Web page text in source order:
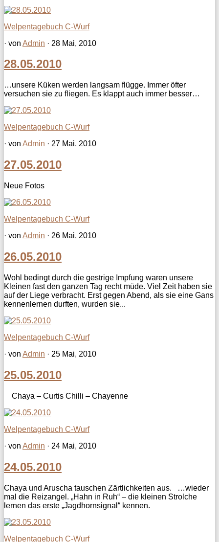
Welpentagebuch C-Wurf
· von Admin · 28 Mai, 2010
28.05.2010
…unsere Küken werden langsam flügge. Immer öfter
versuchen sie zu fliegen. Es klappt auch immer besser…
Welpentagebuch C-Wurf
· von Admin · 27 Mai, 2010
27.05.2010
Neue Fotos
Welpentagebuch C-Wurf
· von Admin · 26 Mai, 2010
26.05.2010
Wohl bedingt durch die gestrige Impfung waren unsere
Kleinen fast den ganzen Tag recht müde. Viel Zeit haben sie
auf der Liege verbracht. Erst gegen Abend, als sie eine Gans
kennenlernen durften, wurden sie...
Welpentagebuch C-Wurf
· von Admin · 25 Mai, 2010
25.05.2010
Chaya – Curtis Chilli – Chayenne
Welpentagebuch C-Wurf
· von Admin · 24 Mai, 2010
24.05.2010
Chaya und Aruscha tauschen Zärtlichkeiten aus. …wieder
mal die Reizangel. „Hahn in Ruh“ – die kleinen Strolche
lernen das erste „Jagdhornsignal“ kennen.
Welpentagebuch C-Wurf